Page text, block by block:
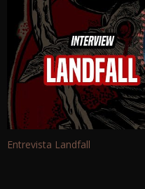
Entrevista Landfall